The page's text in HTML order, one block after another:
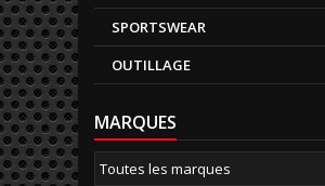
SPORTSWEAR
OUTILLAGE
MARQUES